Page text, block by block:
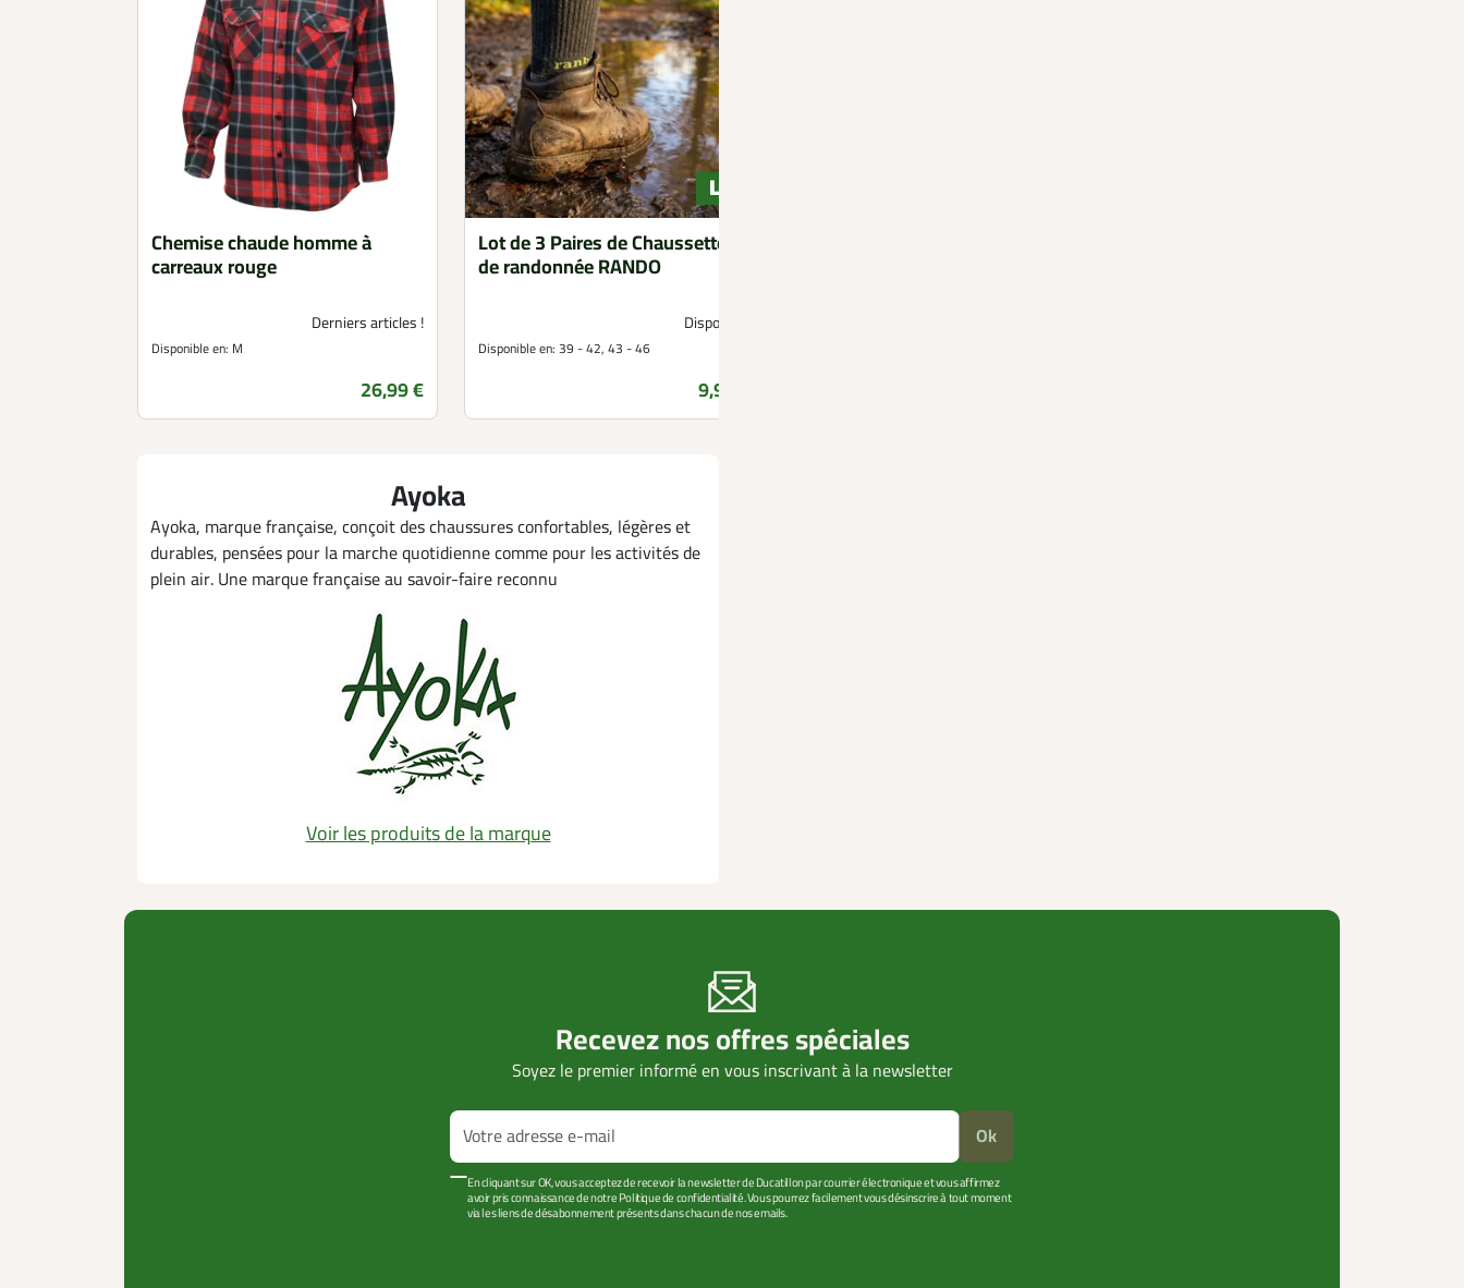
Chemise chaude homme à
carreaux rouge
Derniers articles !
Disponible en: M
Prix
26,99 €
Lot de 3 Paires de Chaussettes
de randonnée RANDO
Disponible
Disponible en: 39 - 42, 43 - 46
Prix
9,99 €
Ayoka
Ayoka, marque française, conçoit des chaussures confortables, légères et
durables, pensées pour la marche quotidienne comme pour les activités de
plein air. Une marque française au savoir-faire reconnu
Voir les produits de la marque
Recevez nos offres spéciales
Soyez le premier informé en vous inscrivant à la newsletter
Ok
En cliquant sur OK, vous acceptez de recevoir la newsletter de Ducatillon par courrier électronique et vous affirmez
avoir pris connaissance de notre Politique de confidentialité. Vous pourrez facilement vous désinscrire à tout moment
via les liens de désabonnement présents dans chacun de nos emails.